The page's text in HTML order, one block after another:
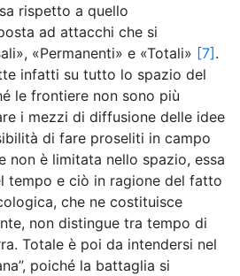
rispetto a quello
ad attacchi che si
«Permanenti» e «Totali» [7].
infatti su tutto lo spazio del
le frontiere non sono più
i mezzi di diffusione delle idee
di fare proseliti in campo
non è limitata nello spazio, essa
tempo e ciò in ragione del fatto
che ne costituisce
non distingue tra tempo di
Totale è poi da intendersi nel
poiché la battaglia si